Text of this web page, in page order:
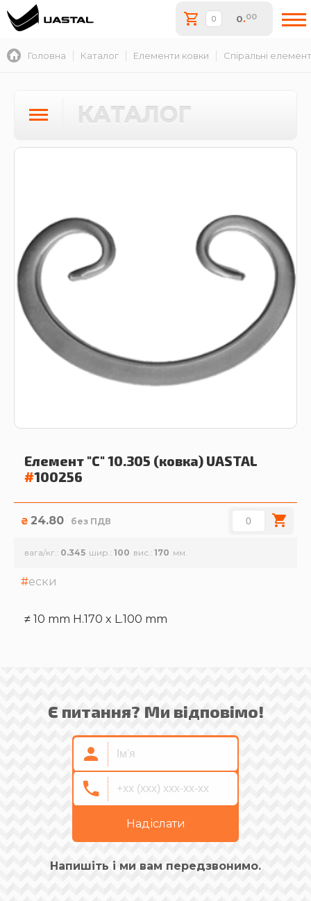
0.00
Головна Каталог Елементи ковки Спіральні
КАТАЛОГ
Елемент "С" 10.305 (ковка) UASTAL
#100256
₴ 24.80 без ПДВ
вага/кг. 0.345 шир. 100 вис. 170
ески
≠ 10 mm H.170 x L.100 mm
Є питання? Ми відповімо!
Надіслати
Напишіть і ми вам передзвонимо.